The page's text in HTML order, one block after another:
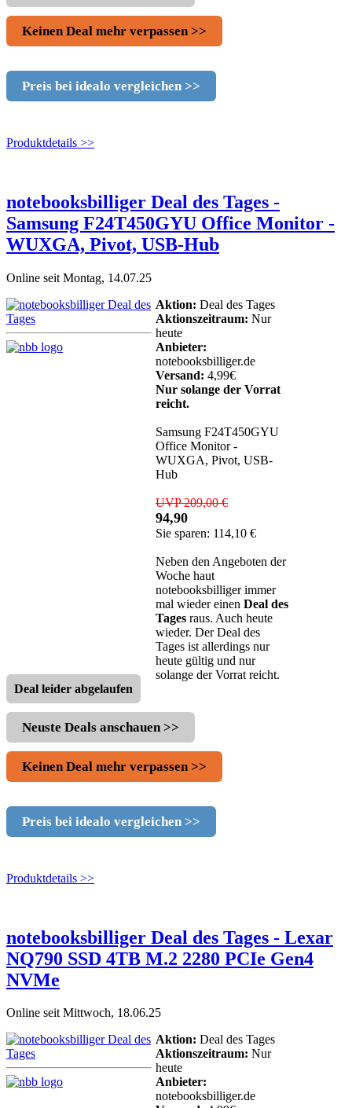
Keinen Deal mehr verpassen >>
Preis bei idealo vergleichen >>
Produktdetails >>
notebooksbilliger Deal des Tages -
Samsung F24T450GYU Office Monitor -
WUXGA, Pivot, USB-Hub
Online seit Montag, 14.07.25
Aktion: Deal des Tages
Aktionszeitraum: Nur
heute
Anbieter:
notebooksbilliger.de
Versand: 4,99€
Nur solange der Vorrat
reicht.
Samsung F24T450GYU
Office Monitor -
WUXGA, Pivot, USB-
Hub
UVP 209,00 €
94,90
Sie sparen: 114,10 €
Neben den Angeboten der
Woche haut
notebooksbilliger immer
mal wieder einen Deal des
Tages raus. Auch heute
wieder. Der Deal des
Tages ist allerdings nur
heute gültig und nur
solange der Vorrat reicht.
Deal leider abgelaufen
Neuste Deals anschauen >>
Keinen Deal mehr verpassen >>
Preis bei idealo vergleichen >>
Produktdetails >>
notebooksbilliger Deal des Tages - Lexar
NQ790 SSD 4TB M.2 2280 PCIe Gen4
NVMe
Online seit Mittwoch, 18.06.25
Aktion: Deal des Tages
Aktionszeitraum: Nur
heute
Anbieter:
notebooksbilliger.de